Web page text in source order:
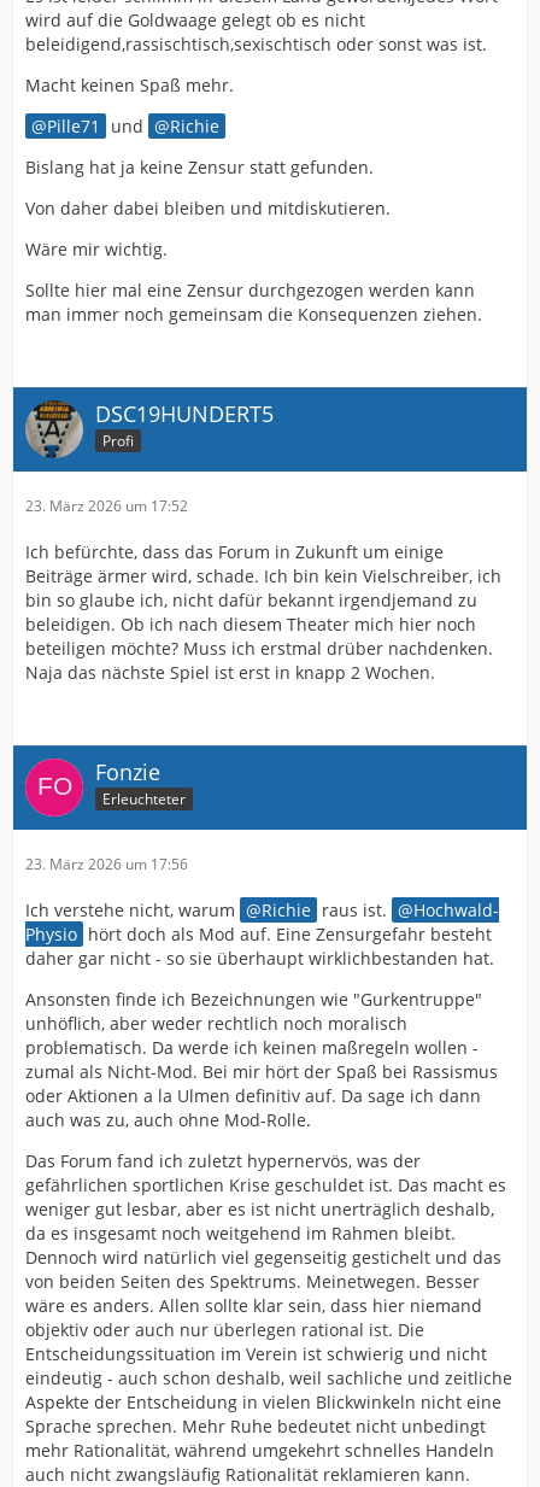
wird auf die Goldwaage gelegt ob es nicht
beleidigend,rassischtisch,sexischtisch oder sonst was ist.
Macht keinen Spaß mehr.
Pille71
und
Richie
Bislang hat ja keine Zensur statt gefunden.
Von daher dabei bleiben und mitdiskutieren.
Wäre mir wichtig.
Sollte hier mal eine Zensur durchgezogen werden kann
man immer noch gemeinsam die Konsequenzen ziehen.
DSC19HUNDERT5
Profi
23. März 2026 um 17:52
Ich befürchte, dass das Forum in Zukunft um einige
Beiträge ärmer wird, schade. Ich bin kein Vielschreiber, ich
bin so glaube ich, nicht dafür bekannt irgendjemand zu
beleidigen. Ob ich nach diesem Theater mich hier noch
beteiligen möchte? Muss ich erstmal drüber nachdenken.
Naja das nächste Spiel ist erst in knapp 2 Wochen.
Fonzie
Erleuchteter
23. März 2026 um 17:56
Ich verstehe nicht, warum Richie raus ist.
Hochwald-
Physio hört doch als Mod auf. Eine Zensurgefahr besteht
daher gar nicht - so sie überhaupt wirklichbestanden hat.
Ansonsten finde ich Bezeichnungen wie "Gurkentruppe"
unhöflich, aber weder rechtlich noch moralisch
problematisch. Da werde ich keinen maßregeln wollen -
zumal als Nicht-Mod. Bei mir hört der Spaß bei Rassismus
oder Aktionen a la Ulmen definitiv auf. Da sage ich dann
auch was zu, auch ohne Mod-Rolle.
Das Forum fand ich zuletzt hypernervös, was der
gefährlichen sportlichen Krise geschuldet ist. Das macht es
weniger gut lesbar, aber es ist nicht unerträglich deshalb,
da es insgesamt noch weitgehend im Rahmen bleibt.
Dennoch wird natürlich viel gegenseitig gestichelt und das
von beiden Seiten des Spektrums. Meinetwegen. Besser
wäre es anders. Allen sollte klar sein, dass hier niemand
objektiv oder auch nur überlegen rational ist. Die
Entscheidungssituation im Verein ist schwierig und nicht
eindeutig - auch schon deshalb, weil sachliche und zeitliche
Aspekte der Entscheidung in vielen Blickwinkeln nicht eine
Sprache sprechen. Mehr Ruhe bedeutet nicht unbedingt
mehr Rationalität, während umgekehrt schnelles Handeln
auch nicht zwangsläufig Rationalität reklamieren kann.